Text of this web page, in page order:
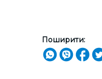
Поширити: